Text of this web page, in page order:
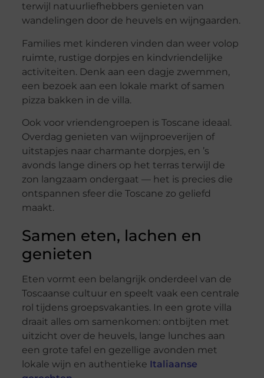
terwijl natuurliefhebbers genieten van
wandelingen door de heuvels en wijngaarden.
Families met kinderen vinden dan weer volop
ruimte, rustige dorpjes en kindvriendelijke
activiteiten. Denk aan een dagje zwemmen,
een bezoek aan een lokale markt of samen
pizza bakken in de villa.
Ook voor vriendengroepen is Toscane ideaal.
Overdag genieten van wijnproeverijen of
uitstapjes naar charmante dorpjes, en ’s
avonds lange diners op het terras terwijl de
zon langzaam ondergaat — het is precies die
ontspannen sfeer die Toscane zo geliefd
maakt.
Samen eten, lachen en
genieten
Eten vormt een belangrijk onderdeel van de
Toscaanse cultuur en speelt vaak een centrale
rol tijdens groepsvakanties. In een grote villa
draait alles om samenkomen: ontbijten met
uitzicht over de heuvels, lange lunches aan
een grote tafel en gezellige avonden met
lokale wijn en authentieke Italiaanse